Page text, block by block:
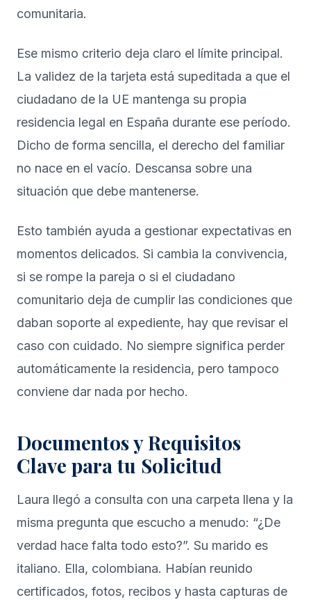
comunitaria.
Ese mismo criterio deja claro el límite principal.
La validez de la tarjeta está supeditada a que el
ciudadano de la UE mantenga su propia
residencia legal en España durante ese período.
Dicho de forma sencilla, el derecho del familiar
no nace en el vacío. Descansa sobre una
situación que debe mantenerse.
Esto también ayuda a gestionar expectativas en
momentos delicados. Si cambia la convivencia,
si se rompe la pareja o si el ciudadano
comunitario deja de cumplir las condiciones que
daban soporte al expediente, hay que revisar el
caso con cuidado. No siempre significa perder
automáticamente la residencia, pero tampoco
conviene dar nada por hecho.
Documentos y Requisitos
Clave para tu Solicitud
Laura llegó a consulta con una carpeta llena y la
misma pregunta que escucho a menudo: “¿De
verdad hace falta todo esto?”. Su marido es
italiano. Ella, colombiana. Habían reunido
certificados, fotos, recibos y hasta capturas de